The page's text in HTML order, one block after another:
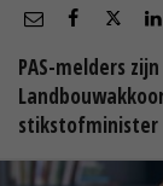
PAS-melders
stikstofminister